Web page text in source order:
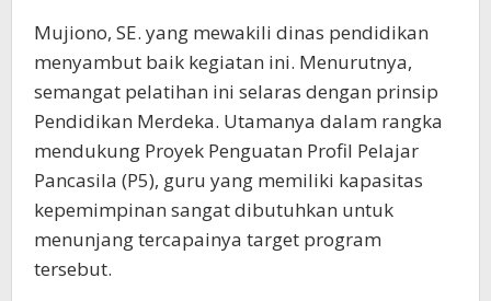
Mujiono, SE. yang mewakili dinas pendidikan
menyambut baik kegiatan ini. Menurutnya,
semangat pelatihan ini selaras dengan prinsip
Pendidikan Merdeka. Utamanya dalam rangka
mendukung Proyek Penguatan Profil Pelajar
Pancasila (P5), guru yang memiliki kapasitas
kepemimpinan sangat dibutuhkan untuk
menunjang tercapainya target program
tersebut.